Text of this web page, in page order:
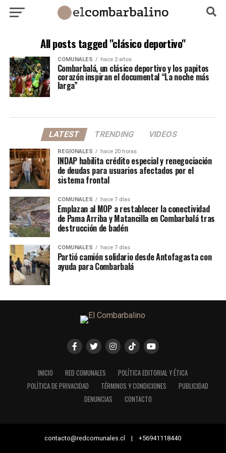
All posts tagged "clásico deportivo"
COMUNALES hace 2 años
Combarbalá, un clásico deportivo y los papitos
corazón inspiran el documental “La noche más
larga”
LATEST TRENDING VIDEOS
REGIONALES hace 20 horas
INDAP habilita crédito especial y renegociación
de deudas para usuarios afectados por el
sistema frontal
COMUNALES hace 7 días
Emplazan al MOP a restablecer la conectividad
de Pama Arriba y Matancilla en Combarbalá tras
destrucción de badén
COMUNALES hace 7 días
Partió camión solidario desde Antofagasta con
ayuda para Combarbalá
INICIO RED COMUNALES
POLÍTICA EDITORIAL Y ÉTICA
POLÍTICA DE PRIVACIDAD
TÉRMINOS Y CONDICIONES
PUBLICIDAD
DENUNCIAS
CONTACTO
contacto@redcomunales.cl | +56941118440